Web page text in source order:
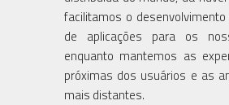
facilitamos o desenvolvimento
de aplicações para os
enquanto mantemos as
próximas dos usuários e as
mais distantes.